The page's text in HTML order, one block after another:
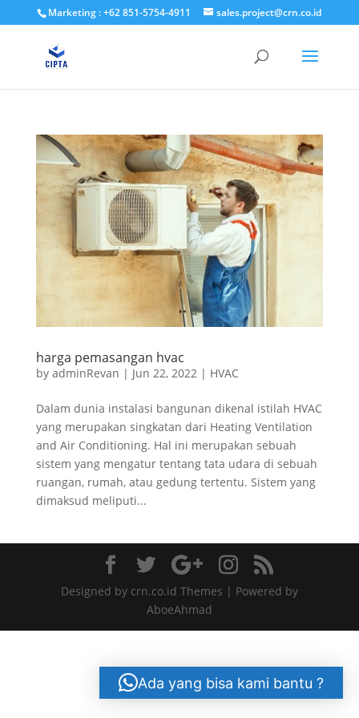
Marketing : +62 851-5754-4911 sales.project@crn.co.id
harga pemasangan hvac
by adminRevan | Jun 22, 2022| HVAC
Dalam dunia instalasi bangunan dikenal istilah HVAC
yang merupakan singkatan dari Heating Ventilation
and Air Conditioning. Hal ini merupakan sebuah
sistem yang mengatur tentang tata udara di sebuah
ruangan, rumah, atau gedung tertentu. Sistem yang
dimaksud meliputi...
Designed by crn.co.id Themes | Powered by
AboeAhmad
Ada yang bisa kami bantu ?